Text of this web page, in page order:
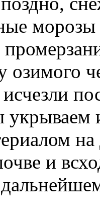
морозы
озимого
исчезли
укрываем
на
и